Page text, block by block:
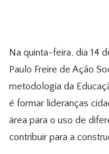
Na quinta-feira, dia 14
Paulo Freire de Ação
metodologia da
é formar lideranças
área para o uso de
contribuir para a